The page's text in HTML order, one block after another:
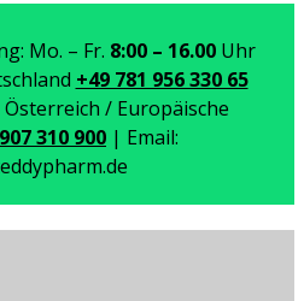
Mo. – Fr. 8:00 – 16.00Uhr
+49 781 956 330 65
Österreich / Europäische
310 900 | Email: